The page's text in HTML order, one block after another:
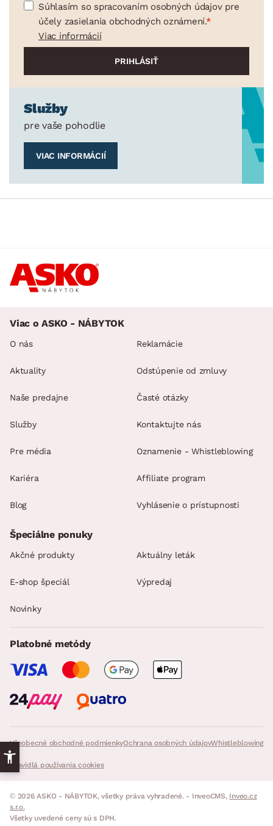
Súhlasím so spracovaním osobných údajov pre
účely zasielania obchodných oznámení.
Viac informácií
Služby
pre vaše pohodlie
VIAC INFORMÁCIÍ
Viac o ASKO - NÁBYTOK
O nás
Aktuality
Naše predajne
Služby
Pre média
Kariéra
Blog
Reklamácie
Odstúpenie od zmluvy
Časté otázky
Kontaktujte nás
Oznamenie - Whistleblowing
Affiliate program
Vyhlásenie o prístupnosti
Všeobecné obchodné podmienkyOchrana osobných údajovWhistleblowing
Pravidlá používania cookies
Špeciálne ponuky
Akčné produkty Aktuálny leták
E-shop špeciál Výpredaj
Novinky
Platobné metódy
© 2026 ASKO - NÁBYTOK, všetky práva vyhradené. - InveoCMS, Inveo.cz
s.r.o.
Všetky uvedené ceny sú s DPH.